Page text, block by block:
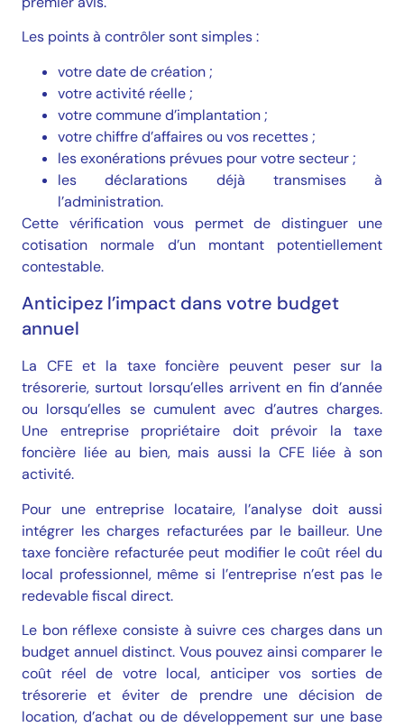
Les points à contrôler sont simples :
votre date de création ;
votre activité réelle ;
votre commune d’implantation ;
votre chiffre d’affaires ou vos recettes ;
les exonérations prévues pour votre secteur ;
les déclarations déjà transmises à
l’administration.
Cette vérification vous permet de distinguer une
cotisation normale d’un montant potentiellement
contestable.
Anticipez l’impact dans votre budget
annuel
La CFE et la taxe foncière peuvent peser sur la
trésorerie, surtout lorsqu’elles arrivent en fin d’année
ou lorsqu’elles se cumulent avec d’autres charges.
Une entreprise propriétaire doit prévoir la taxe
foncière liée au bien, mais aussi la CFE liée à son
activité.
Pour une entreprise locataire, l’analyse doit aussi
intégrer les charges refacturées par le bailleur. Une
taxe foncière refacturée peut modifier le coût réel du
local professionnel, même si l’entreprise n’est pas le
redevable fiscal direct.
Le bon réflexe consiste à suivre ces charges dans un
budget annuel distinct. Vous pouvez ainsi comparer le
coût réel de votre local, anticiper vos sorties de
trésorerie et éviter de prendre une décision de
location, d’achat ou de développement sur une base